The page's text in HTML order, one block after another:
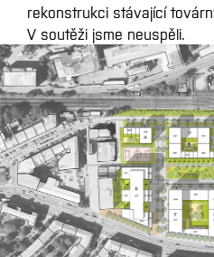
rekonstrukci stávající
V soutěži jsme neuspěli.